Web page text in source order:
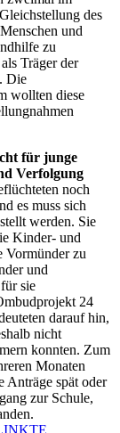
des
und
zu
Träger der
Die
wollten diese
für junge
Verfolgung
noch
es muss sich
werden. Sie
Kinder- und
Vormünder zu
und
sie
24
darauf hin,
nicht
konnten. Zum
Monaten
Anträge spät oder
zur Schule,